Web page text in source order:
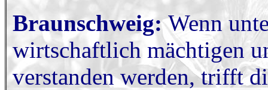
Braunschweig:Wenn
wirtschaftlich mächtigen
verstanden werden, trifft